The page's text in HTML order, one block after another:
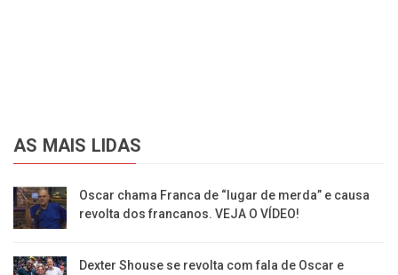
AS MAIS LIDAS
Oscar chama Franca de “lugar de merda” e causa
revolta dos francanos. VEJA O VÍDEO!
Dexter Shouse se revolta com fala de Oscar e